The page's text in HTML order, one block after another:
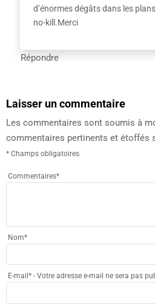
d’énormes dégâts dans les
no-kill.Merci
Répondre
Laisser un commentaire
Les commentaires sont soumis à
commentaires pertinents et étoffés
* Champs obligatoires
Commentaires*
Nom*
E-mail* - Votre adresse e-mail ne sera pas